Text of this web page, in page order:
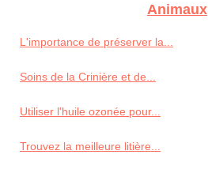
Animaux
L'importance de préserver la...
Soins de la Crinière et de...
Utiliser l'huile ozonée pour...
Trouvez la meilleure litière...